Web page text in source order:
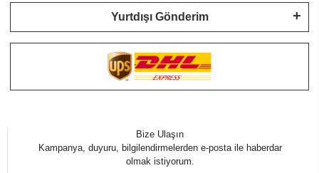
Yurtdışı Gönderim
Bize Ulaşın
Kampanya, duyuru, bilgilendirmelerden e-posta ile haberdar
olmak istiyorum.